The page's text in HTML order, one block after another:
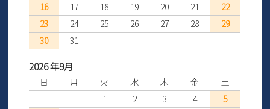
16
17 18 19 20 21
22
23
24 25 26 27 28
29
30
31
2026 年9月
日 月 火 水 木 金
土
1
2 3 4
5